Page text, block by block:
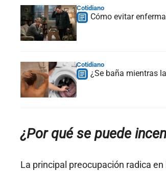
Cotidiano
Cómo evitar
Cotidiano
¿Se baña mientras
¿Por qué se puede
La principal preocupación radica en